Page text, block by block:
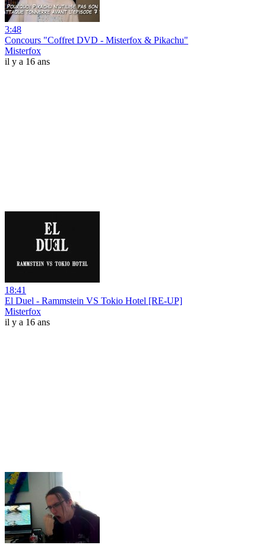
3:48
Concours "Coffret DVD - Misterfox & Pikachu"
Misterfox
il y a 16 ans
18:41
El Duel - Rammstein VS Tokio Hotel [RE-UP]
Misterfox
il y a 16 ans